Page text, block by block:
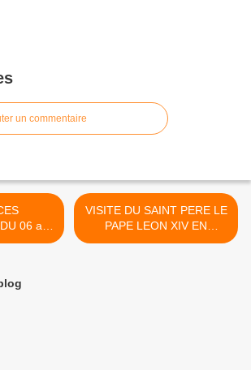
un commentaire
06 au
VISITE DU SAINT PERE LE
PAPE LEON XIV EN
FRANCE DU 25 AU 28